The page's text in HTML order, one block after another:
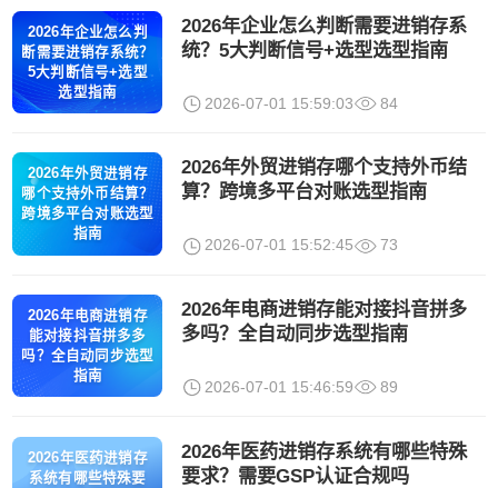
2026年企业怎么判
断需要进销存系统？
5大判断信号+选型
选型指南
2026年企业怎么判断需要进销存系
统？5大判断信号+选型选型指南
2026-07-01 15:59:03 84
2026年外贸进销存
哪个支持外币结算？
跨境多平台对账选型
指南
2026年外贸进销存哪个支持外币结
算？跨境多平台对账选型指南
2026-07-01 15:52:45 73
2026年电商进销存
能对接抖音拼多多
吗？全自动同步选型
指南
2026年电商进销存能对接抖音拼多
多吗？全自动同步选型指南
2026-07-01 15:46:59 89
2026年医药进销存
系统有哪些特殊要
2026年医药进销存系统有哪些特殊
要求？需要GSP认证合规吗